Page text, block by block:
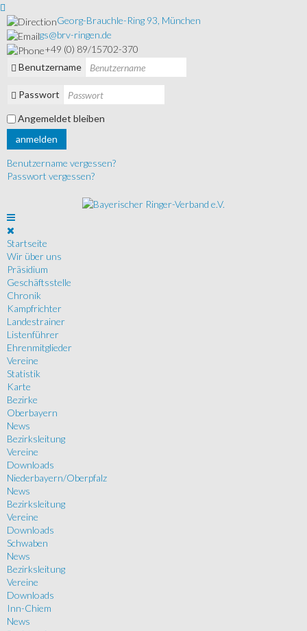
Georg-Brauchle-Ring 93, München
gs@brv-ringen.de
+49 (0) 89/15702-370
Benutzername
Passwort
Angemeldet bleiben
anmelden
Benutzername vergessen?
Passwort vergessen?
Startseite
Wir über uns
Präsidium
Geschäftsstelle
Chronik
Kampfrichter
Landestrainer
Listenführer
Ehrenmitglieder
Vereine
Statistik
Karte
Bezirke
Oberbayern
News
Bezirksleitung
Vereine
Downloads
Niederbayern/Oberpfalz
News
Bezirksleitung
Vereine
Downloads
Schwaben
News
Bezirksleitung
Vereine
Downloads
Inn-Chiem
News